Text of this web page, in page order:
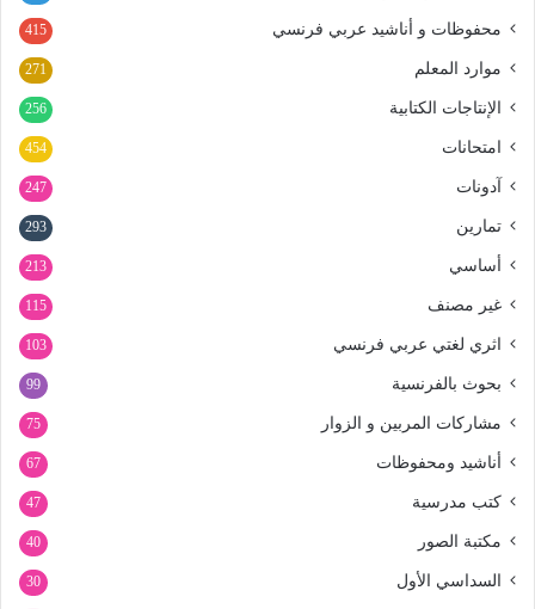
محفوظات و أناشيد عربي فرنسي 415
موارد المعلم 271
الإنتاجات الكتابية 256
امتحانات 454
آدونات 247
تمارين 293
أساسي 213
غير مصنف 115
اثري لغتي عربي فرنسي 103
بحوث بالفرنسية 99
مشاركات المربين و الزوار 75
أناشيد ومحفوظات 67
كتب مدرسية 47
مكتبة الصور 40
السداسي الأول 30